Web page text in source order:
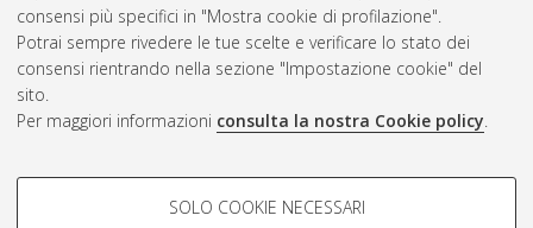
consensi più specifici in "Mostra cookie di profilazione".
Potrai sempre rivedere le tue scelte e verificare lo stato dei
consensi rientrando nella sezione "Impostazione cookie" del
sito.
Per maggiori informazioni consulta la nostra Cookie policy.
COOKIE DI PROFILAZIONE -
SOLO COOKIE NECESSARI
Rss 2.0
ISSN: 2038-7946
Impostazioni Cookie
Informativa sulla privacy